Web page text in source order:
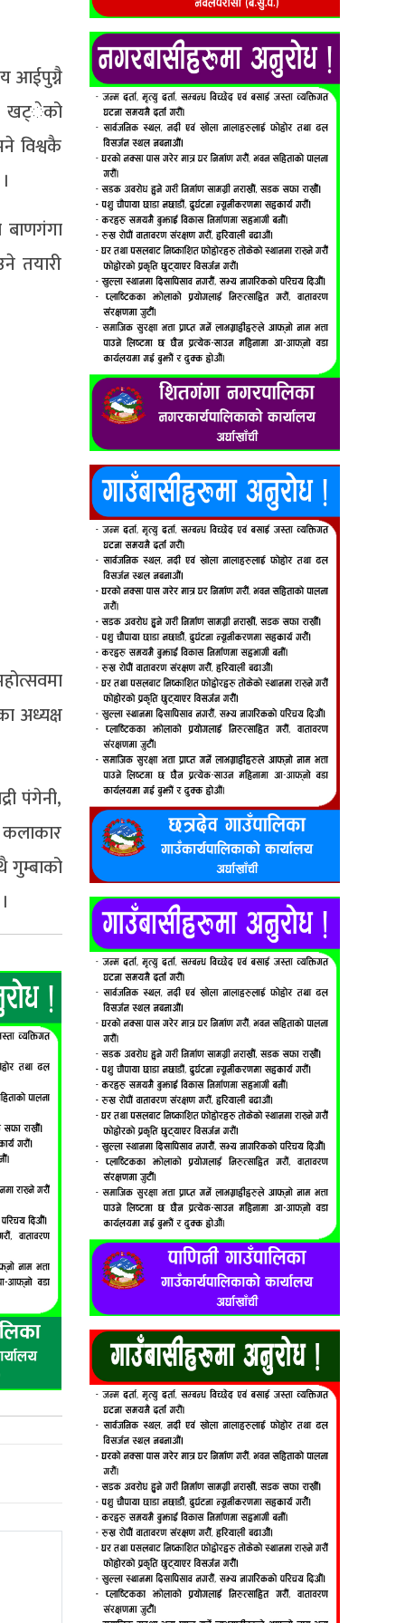
आईपुग्नै
खट्ेको
विश्वकै
तयारी
अध्यक्ष
पंगेनी,
कलाकार
गुम्बाको